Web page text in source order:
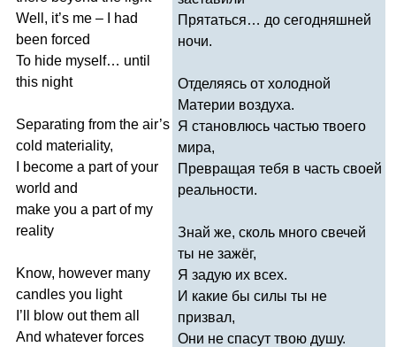
Well , it’s me –
had
been forced
To hide myself… until
this night
Separating from the air’s
cold materiality,
become a part of your
world and
make you a part of my
reality
Know, however many
candles you light
’ blow out them all
And whatever forces
Прятаться… до сегодняшней
ночи.
Отделяясь от холодной
Материи воздуха.
Я становлюсь частью твоего
мира,
Превращая тебя в часть своей
реальности.
Знай же, сколь много свечей
ты не зажёг,
Я задую их всех.
И какие бы силы ты не
призвал,
Они не спасут твою душу.